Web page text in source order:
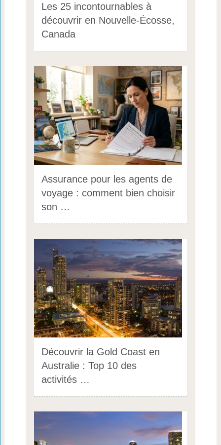
Les 25 incontournables à
découvrir en Nouvelle-Écosse,
Canada
Assurance pour les agents de
voyage : comment bien choisir
son …
Découvrir la Gold Coast en
Australie : Top 10 des
activités …